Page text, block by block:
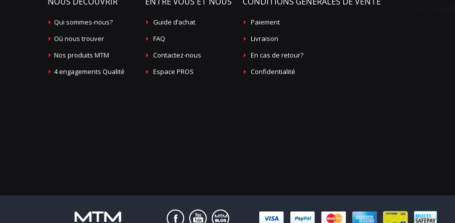
Qui sommes-nous?
Où nous trouver
Nos produits MTM
4 engagements Qualité
Guide d’achat
FAQ
Contactez-nous
Espace PROS
Paiement
Livraison
En cas de retour?
Confidentialité